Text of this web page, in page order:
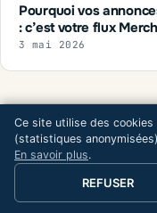
Pourquoi vos
: c’est votre flux
3 mai 2026
Et aussi : mes outils
Simulateur ROAS,
par secteur, guides
Voir toutes les
Ce site utilise des
(statistiques
En savoir plus.
REFUSER